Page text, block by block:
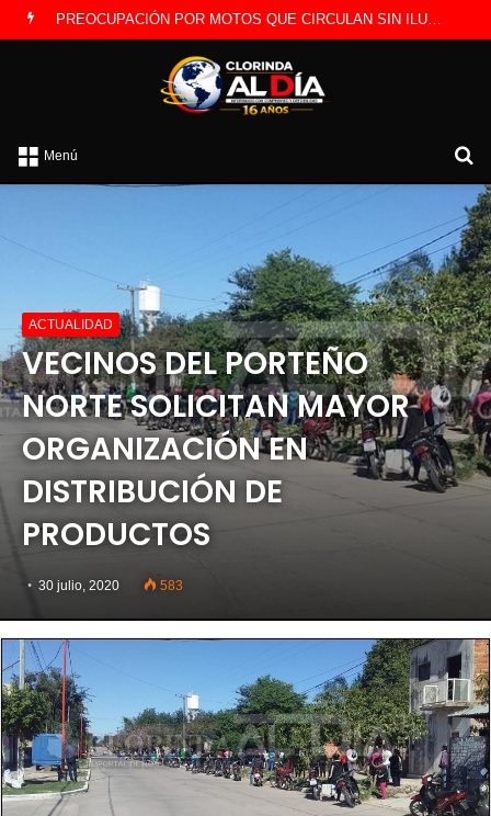
PREOCUPACIÓN POR MOTOS QUE CIRCULAN SIN ILUMINACIÓN
Menú
ACTUALIDAD
VECINOS DEL PORTEÑO
NORTE SOLICITAN MAYOR
ORGANIZACIÓN EN
DISTRIBUCIÓN DE
PRODUCTOS
30 julio, 2020 583